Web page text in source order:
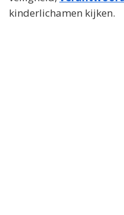
kinderlichamen kijken.